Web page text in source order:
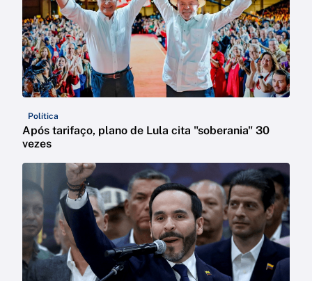
Política
Após tarifaço, plano de Lula cita "soberania" 30
vezes